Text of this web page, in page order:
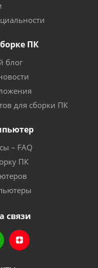
ПК
блог
для сборки ПК
– FAQ
ПК
связи